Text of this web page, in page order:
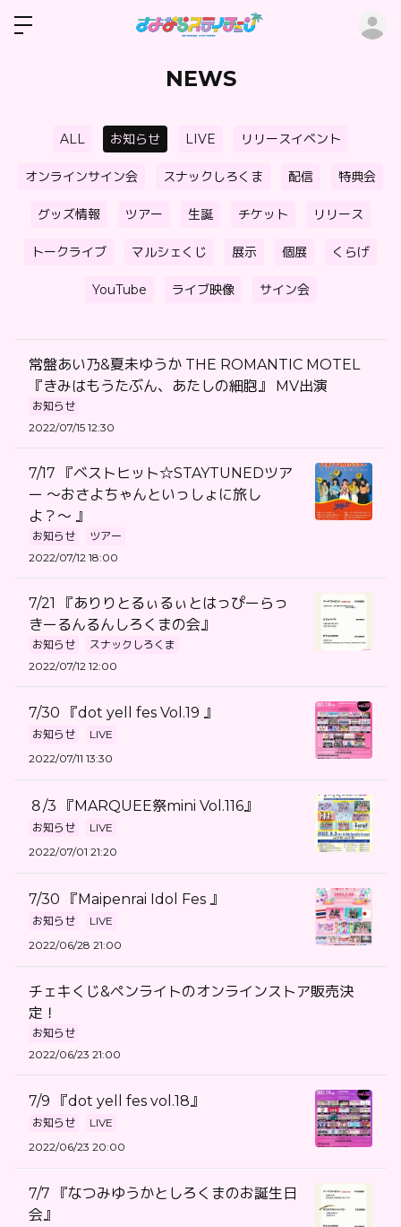
NEWS
ALL お知らせ LIVE リリースイベント
オンラインサイン会 スナックしろくま 配信 特典会
グッズ情報 ツアー 生誕 チケット リリース
トークライブ マルシェくじ 展示 個展 くらげ
YouTube ライブ映像 サイン会
常盤あい乃&夏未ゆうか THE ROMANTIC MOTEL
『きみはもうたぶん、あたしの細胞』 MV出演
お知らせ
2022/07/15 12:30
7/17 『ベストヒット☆STAYTUNEDツア
ー 〜おさよちゃんといっしょに旅し
よ？〜 』
お知らせ
ツアー
2022/07/12 18:00
7/21 『ありりとるぃるぃとはっぴーらっ
きーるんるんしろくまの会』
お知らせ
スナックしろくま
2022/07/12 12:00
7/30 『dot yell fes Vol.19 』
お知らせ
LIVE
2022/07/11 13:30
８/3 『MARQUEE祭mini Vol.116』
お知らせ
LIVE
2022/07/01 21:20
7/30 『Maipenrai Idol Fes 』
お知らせ
LIVE
2022/06/28 21:00
チェキくじ&ペンライトのオンラインストア販売決
定！
お知らせ
2022/06/23 21:00
7/9 『dot yell fes vol.18』
お知らせ
LIVE
2022/06/23 20:00
7/7 『なつみゆうかとしろくまのお誕生日
会』